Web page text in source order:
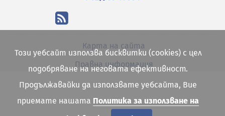
Карта на сайта
Правна информация
Този уебсайт използва бисквитки (cookies) с цел
подобряване на неговата ефективност.
Продължавайки да използвате уебсайта, Вие
приемате нашата Политика за използване на